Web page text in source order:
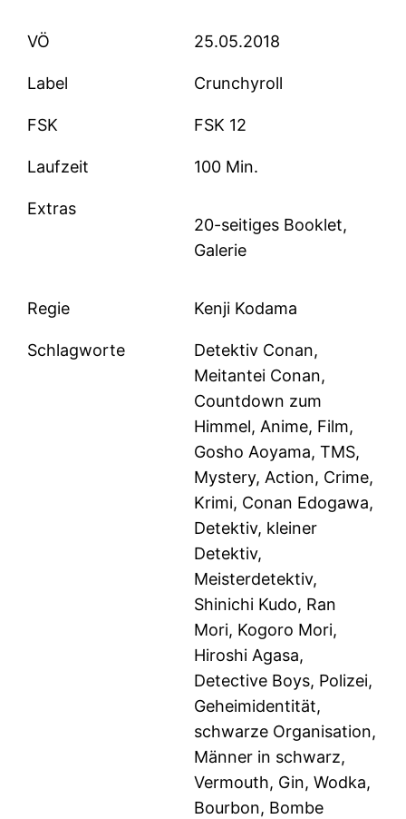
VÖ 25.05.2018
Label Crunchyroll
FSK FSK 12
Laufzeit 100 Min.
Extras
20-seitiges Booklet,
Galerie
Regie Kenji Kodama
Schlagworte
Detektiv Conan,
Meitantei Conan,
Countdown zum
Himmel, Anime, Film,
Gosho Aoyama, TMS,
Mystery, Action, Crime,
Krimi, Conan Edogawa,
Detektiv, kleiner
Detektiv,
Meisterdetektiv,
Shinichi Kudo, Ran
Mori, Kogoro Mori,
Hiroshi Agasa,
Detective Boys, Polizei,
Geheimidentität,
schwarze Organisation,
Männer in schwarz,
Vermouth, Gin, Wodka,
Bourbon, Bombe